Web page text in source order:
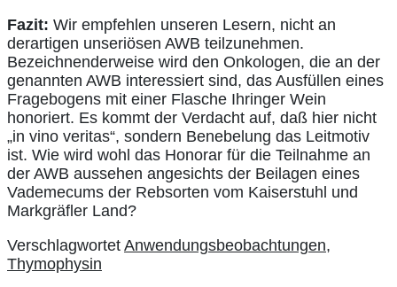
Fazit: Wir empfehlen unseren Lesern, nicht an
derartigen unseriösen AWB teilzunehmen.
Bezeichnenderweise wird den Onkologen, die an der
genannten AWB interessiert sind, das Ausfüllen eines
Fragebogens mit einer Flasche Ihringer Wein
honoriert. Es kommt der Verdacht auf, daß hier nicht
„in vino veritas“, sondern Benebelung das Leitmotiv
ist. Wie wird wohl das Honorar für die Teilnahme an
der AWB aussehen angesichts der Beilagen eines
Vademecums der Rebsorten vom Kaiserstuhl und
Markgräfler Land?
Verschlagwortet Anwendungsbeobachtungen,
Thymophysin